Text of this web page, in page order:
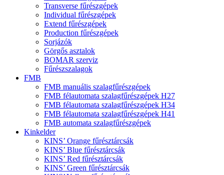
Transverse fűrészgépek
Individual fűrészgépek
Extend fűrészgépek
Production fűrészgépek
Sorjázók
Görgős asztalok
BOMAR szerviz
Fűrészszalagok
FMB
FMB manuális szalagfűrészgépek
FMB félautomata szalagfűrészgépek H27
FMB félautomata szalagfűrészgépek H34
FMB félautomata szalagfűrészgépek H41
FMB automata szalagfűrészgépek
Kinkelder
KINS’ Orange fűrésztárcsák
KINS’ Blue fűrésztárcsák
KINS’ Red fűrésztárcsák
KINS’ Green fűrésztárcsák